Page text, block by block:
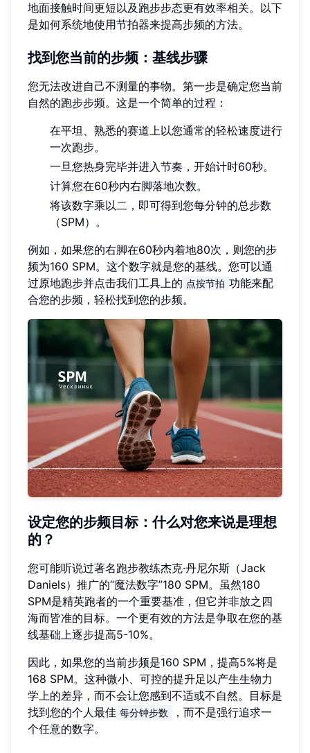
地面接触时间更短以及跑步步态更有效率相关。以下
是如何系统地使用节拍器来提高步频的方法。
找到您当前的步频：基线步骤
您无法改进自己不测量的事物。第一步是确定您当前
自然的跑步步频。这是一个简单的过程：
在平坦、熟悉的赛道上以您通常的轻松速度进行
一次跑步。
一旦您热身完毕并进入节奏，开始计时60秒。
计算您在60秒内右脚落地次数。
将该数字乘以二，即可得到您每分钟的总步数
（SPM）。
例如，如果您的右脚在60秒内着地80次，则您的步
频为160 SPM。这个数字就是您的基线。您可以通
过原地跑步并点击我们工具上的 点按节拍 功能来配
合您的步频，轻松找到您的步频。
设定您的步频目标：什么对您来说是理想
的？
您可能听说过著名跑步教练杰克·丹尼尔斯（Jack
Daniels）推广的“魔法数字”180 SPM。虽然180
SPM是精英跑者的一个重要基准，但它并非放之四
海而皆准的目标。一个更有效的方法是争取在您的基
线基础上逐步提高5-10%。
因此，如果您的当前步频是160 SPM，提高5%将是
168 SPM。这种微小、可控的提升足以产生生物力
学上的差异，而不会让您感到不适或不自然。目标是
找到您的个人最佳 每分钟步数
，而不是强行追求一
个任意的数字。